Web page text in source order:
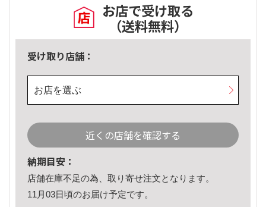
お店で受け取る
（送料無料）
受け取り店舗：
お店を選ぶ
近くの店舗を確認する
納期目安：
店舗在庫不足の為、取り寄せ注文となります。
11月03日頃のお届け予定です。